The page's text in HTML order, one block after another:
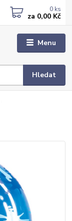
Menu
Hledat
0 ks
za 0,00 Kč